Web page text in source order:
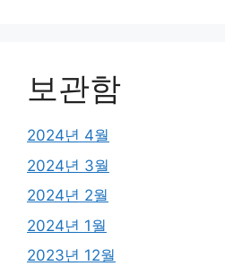
보관함
2024년 4월
2024년 3월
2024년 2월
2024년 1월
2023년 12월